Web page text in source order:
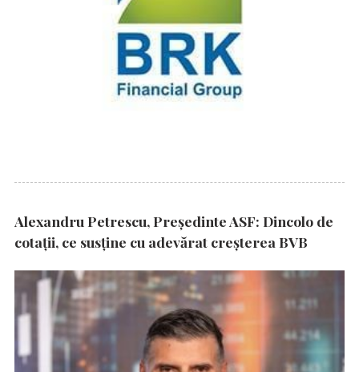
Alexandru Petrescu, Președinte ASF: Dincolo de
cotații, ce susține cu adevărat creșterea BVB